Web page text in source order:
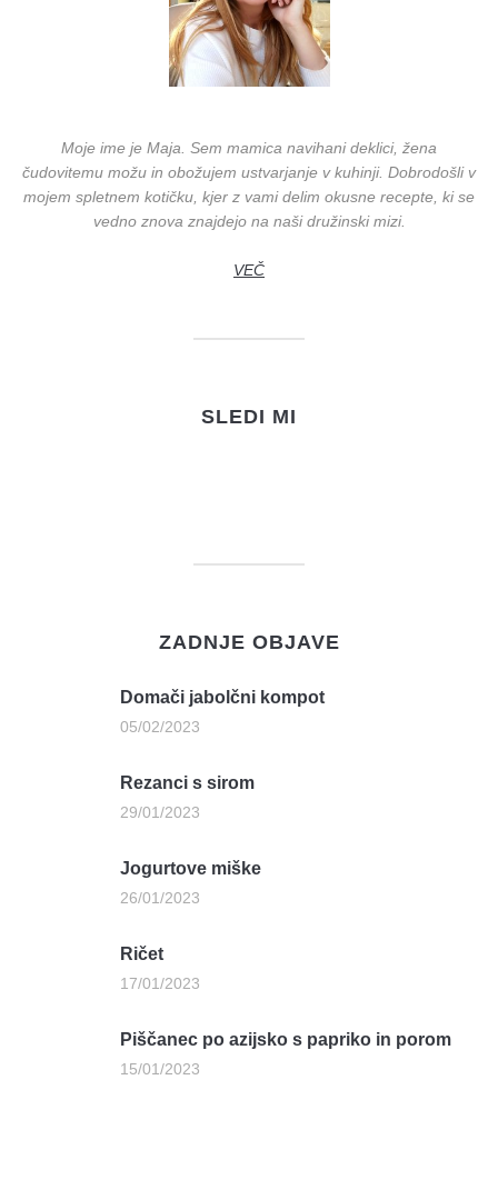
Moje ime je Maja. Sem mamica navihani deklici, žena
čudovitemu možu in obožujem ustvarjanje v kuhinji. Dobrodošli v
mojem spletnem kotičku, kjer z vami delim okusne recepte, ki se
vedno znova znajdejo na naši družinski mizi.
VEČ
SLEDI MI
ZADNJE OBJAVE
Domači jabolčni kompot
05/02/2023
Rezanci s sirom
29/01/2023
Jogurtove miške
26/01/2023
Ričet
17/01/2023
Piščanec po azijsko s papriko in porom
15/01/2023